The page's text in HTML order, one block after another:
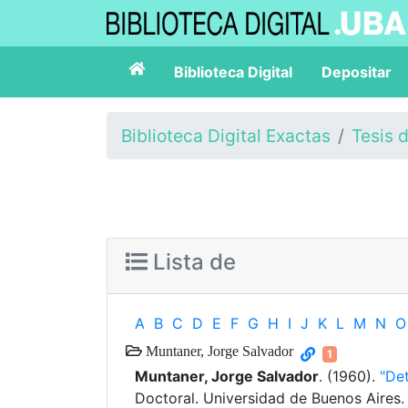
Biblioteca Digital Depositar
Biblioteca Digital Exactas Tesis
Lista de
A B C D E F G H I J K L M N O
Muntaner, Jorge Salvador 1
Muntaner, Jorge Salvador. (1960).
Doctoral. Universidad de Buenos